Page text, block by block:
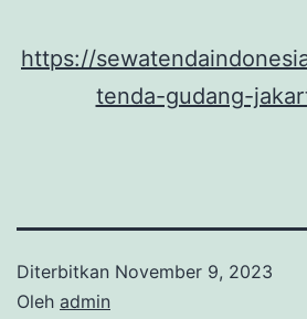
https://
tenda-gudang-
Diterbitkan November 9, 2023
Oleh admin